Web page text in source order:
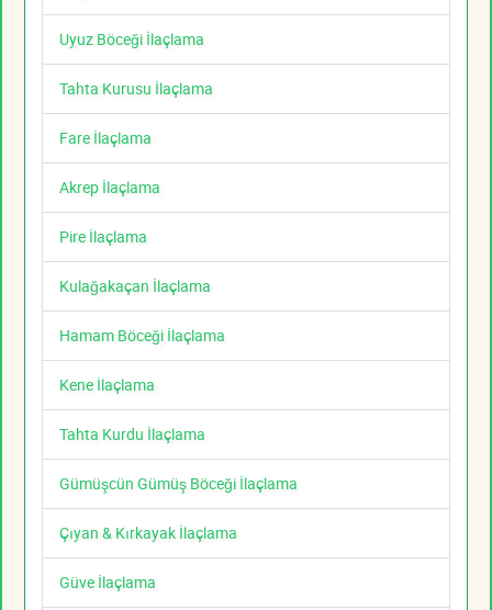
Uyuz Böceği İlaçlama
Tahta Kurusu İlaçlama
Fare İlaçlama
Akrep İlaçlama
Pire İlaçlama
Kulağakaçan İlaçlama
Hamam Böceği İlaçlama
Kene İlaçlama
Tahta Kurdu İlaçlama
Gümüşcün Gümüş Böceği İlaçlama
Çıyan & Kırkayak İlaçlama
Güve İlaçlama